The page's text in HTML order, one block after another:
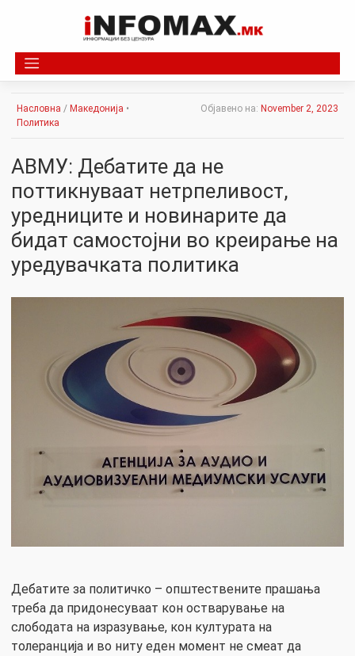
Насловна / Македонија •
Политика
Објавено на: November 2, 2023
АВМУ: Дебатите да не
поттикнуваат нетрпеливост,
уредниците и новинарите да
бидат самостојни во креирање на
уредувачката политика
Дебатите за политичко – општествените прашања
треба да придонесуваат кон остварување на
слободата на изразување, кон културата на
толеранција и во ниту еден момент не смеат да